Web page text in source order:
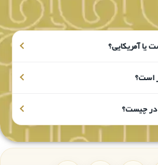
از گالری جواهریان
(گالری جواهریان) نماینده برند
و به طور مستقیم محصولات این برند
به ثبت سفارش کنید تا علاوه بر
برسد. کارت ضمانتی که بر روی
می شود نشان دهنده اورجینال بودن
خرید نیز راحت می کند.